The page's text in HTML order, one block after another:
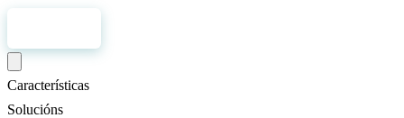
Características
Solucións